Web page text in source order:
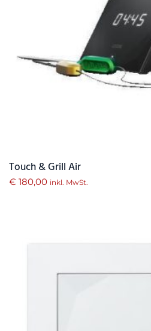
Touch & Grill Air
€ 180,00 inkl. MwSt.